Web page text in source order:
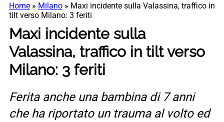
Home » Milano » Maxi incidente sulla Valassina, traffico in
tilt verso Milano: 3 feriti
Maxi incidente sulla
Valassina, traffico in tilt verso
Milano: 3 feriti
Ferita anche una bambina di 7 anni
che ha riportato un trauma al volto ed